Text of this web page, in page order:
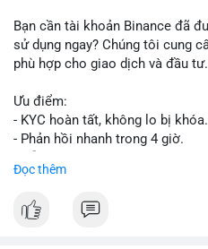
Bạn cần tài khoản Binance đã
sử dụng ngay? Chúng tôi cung
phù hợp cho giao dịch và đầu tư.
Ưu điểm:
- KYC hoàn tất, không lo bị khóa.
- Phản hồi nhanh trong 4 giờ.
📞 WhatsApp: +1 660 215-8938
Đọc thêm